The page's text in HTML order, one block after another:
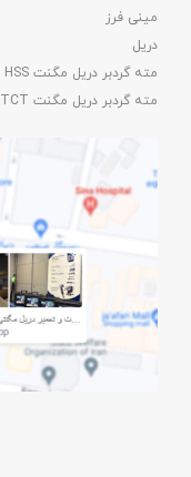
مینی فرز
دریل
مته گردبر دریل مگنت HSS
مته گردبر دریل مگنت TCT